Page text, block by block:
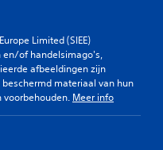
Limited (SIEE)
en/of handelsimago's,
afbeeldingen zijn
materiaal van hun
voorbehouden. Meer info